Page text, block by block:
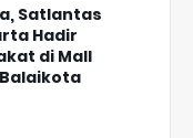
Satlantas
Hadir
di Mall